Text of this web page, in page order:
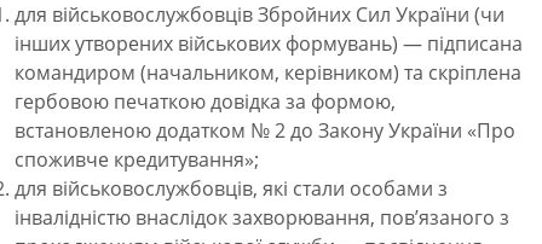
для військовослужбовців Збройних Сил України (чи
інших утворених військових формувань) — підписана
командиром (начальником, керівником) та скріплена
гербовою печаткою довідка за формою,
встановленою додатком № 2 до Закону України «Про
споживче кредитування»;
для військовослужбовців, які стали особами з
інвалідністю внаслідок захворювання, пов’язаного з